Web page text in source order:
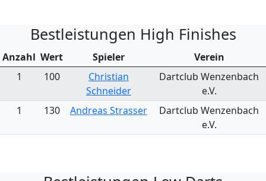
Bestleistungen High Finishes
Anzahl Wert Spieler
Verein
1
100
Christian
Schneider
Dartclub Wenzenbach
e.V.
1
130 Andreas Strasser
Dartclub Wenzenbach
e.V.